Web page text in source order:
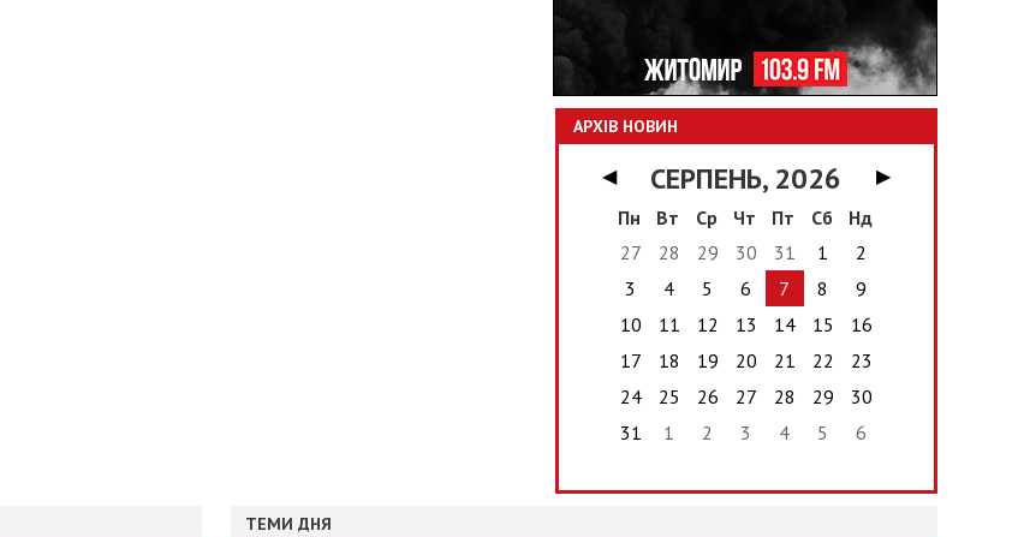
АРХІВ НОВИН
◀ СЕРПЕНЬ, 2026
▶
Пн
Вт Ср Чт Пт Сб
Нд
27
28 29 30 31 1
2
3
4 5 6 7 8
9
10
11 12 13 14 15
16
17
18 19 20 21 22
23
24
25 26 27 28 29
30
31
1 2 3 4 5 6
ТЕМИ ДНЯ